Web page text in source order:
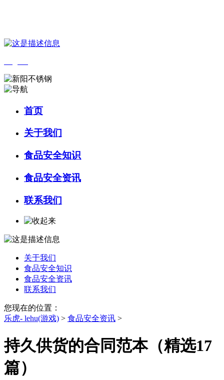
首页
关于我们
食品安全知识
食品安全资讯
联系我们
关于我们
食品安全知识
食品安全资讯
联系我们
您现在的位置：
乐虎- lehu(游戏) > 食品安全资讯 >
持久供货的合同范本（精选17
篇）